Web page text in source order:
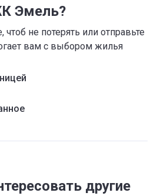
Эмель?
не потерять или отправьте
вам с выбором жилья
другие